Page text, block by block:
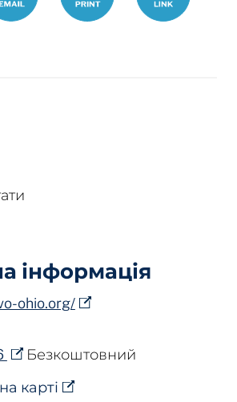
serving-
інформація
ohio.org/
Безкоштовний
карті